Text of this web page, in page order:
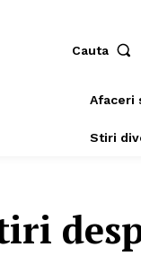
Cauta
Afaceri
Stiri